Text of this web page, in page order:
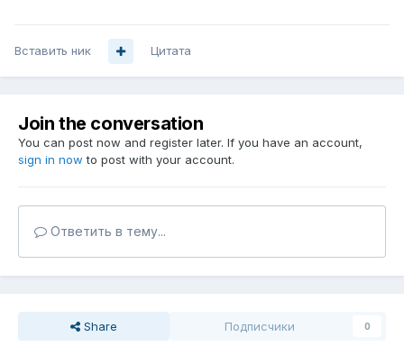
Вставить ник Цитата
Join the conversation
You can post now and register later. If you have an account,
sign in now to post with your account.
Ответить в тему...
Share Подписчики 0